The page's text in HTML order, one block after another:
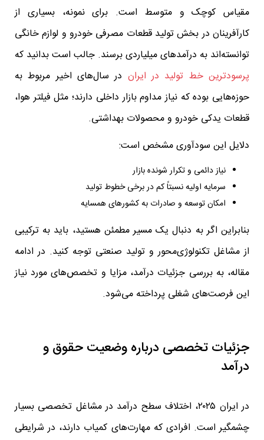
مقیاس کوچک و متوسط است. برای نمونه، بسیاری از
کارآفرینان در بخش تولید قطعات مصرفی خودرو و لوازم خانگی
توانسته‌اند به درآمدهای میلیاردی برسند. جالب است بدانید که
پرسودترین خط تولید در ایران در سال‌های اخیر مربوط به
حوزه‌هایی بوده که نیاز مداوم بازار داخلی دارند؛ مثل فیلتر هوا،
قطعات یدکی خودرو و محصولات بهداشتی.
دلایل این سودآوری مشخص است:
نیاز دائمی و تکرار شونده بازار
سرمایه اولیه نسبتاً کم در برخی خطوط تولید
امکان توسعه و صادرات به کشورهای همسایه
بنابراین اگر به دنبال یک مسیر مطمئن هستید، باید به ترکیبی
از مشاغل تکنولوژی‌محور و تولید صنعتی توجه کنید. در ادامه
مقاله، به بررسی جزئیات درآمد، مزایا و تخصص‌های مورد نیاز
این فرصت‌های شغلی پرداخته می‌شود.
جزئیات تخصصی درباره وضعیت حقوق و
درآمد
در ایران ۲۰۲۵، اختلاف سطح درآمد در مشاغل تخصصی بسیار
چشمگیر است. افرادی که مهارت‌های کمیاب دارند، در شرایطی